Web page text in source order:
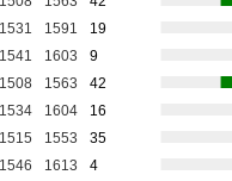
1531 1591
19
1541 1603
9
1508 1563
42
1534 1604
16
1515 1553
35
1546 1613
4